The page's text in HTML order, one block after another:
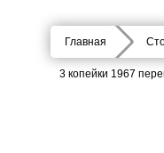
Главная
3 копейки 1967